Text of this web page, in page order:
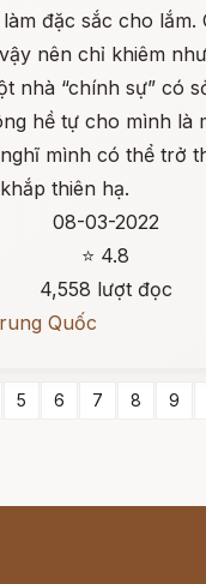
đặc sắc cho lắm.
nên chỉ khiêm
nhà “chính sự” có
hề tự cho mình là
mình có thể trở
thiên hạ.
08-03-2022
⭐ 4.8
4,558 lượt đọc
Quốc
5 6 7 8 9